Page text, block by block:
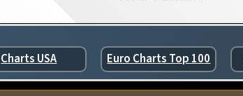
Charts USA Euro Charts Top 100